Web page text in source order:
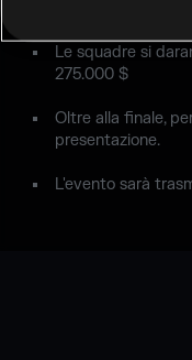
Le squadre si
275.000 $
Oltre alla finale,
presentazione.
L'evento sarà